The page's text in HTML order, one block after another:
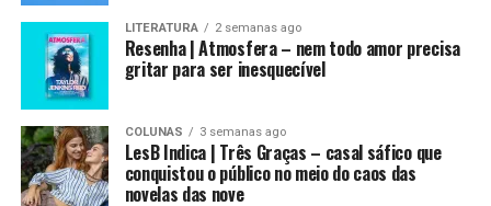
LITERATURA 2 semanas ago
Resenha | Atmosfera – nem todo amor precisa
gritar para ser inesquecível
COLUNAS 3 semanas ago
LesB Indica | Três Graças – casal sáfico que
conquistou o público no meio do caos das
novelas das nove